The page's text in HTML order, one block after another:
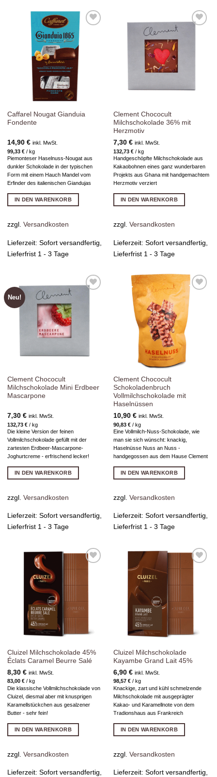
Zur
Wunschliste
hinzufügen
Caffarel Nougat Gianduia
Fondente
14,90 € inkl. MwSt.
99,33 €/ kg
Piemonteser Haselnuss-Nougat aus
dunkler Schokolade in der typischen
Form mit einem Hauch Mandel vom
Erfinder des italienischen Giandujas
IN DEN WARENKORB
zzgl. Versandkosten
Lieferzeit: Sofort versandfertig,
Lieferfrist 1 - 3 Tage
Wunschliste
hinzufügen
Clement Chococult
Milchschokolade 36% mit
Herzmotiv
7,30 € inkl. MwSt.
132,73 €/ kg
Handgeschöpfte Milchschokolade aus
Kakaobohnen eines ganz wunderbaren
Projekts aus Ghana mit handgemachtem
Herzmotiv verziert
IN DEN WARENKORB
zzgl. Versandkosten
Lieferzeit: Sofort versandfertig,
Lieferfrist 1 - 3 Tage
Neu!
Wunschliste
hinzufügen
Clement Chococult
Milchschokolade Mini Erdbeer
Mascarpone
7,30 € inkl. MwSt.
132,73 €/ kg
Die kleine Version der feinen
Vollmilchschokolade gefüllt mit der
zartesten Erdbeer-Mascarpone-
Joghurtcreme - erfrischend lecker!
IN DEN WARENKORB
zzgl. Versandkosten
Lieferzeit: Sofort versandfertig,
Lieferfrist 1 - 3 Tage
Zur
Wunschliste
hinzufügen
Clement Chococult
Schokoladenbruch
Vollmilchschokolade mit
Haselnüssen
10,90 € inkl. MwSt.
90,83 €/ kg
Eine Vollmilch-Nuss-Schokolade, wie
man sie sich wünscht: knackig,
Haselnüsse Nuss an Nuss -
handgegossen aus dem Hause Clement
IN DEN WARENKORB
zzgl. Versandkosten
Lieferzeit: Sofort versandfertig,
Lieferfrist 1 - 3 Tage
Zur
hinzufügen
Cluizel Milchschokolade 45%
Éclats Caramel Beurre Salé
8,30 € inkl. MwSt.
83,00 €/ kg
Die klassische Vollmilchschokolade von
Cluizel, diesmal aber mit knusprigen
Karamellstückchen aus gesalzener
Butter - sehr fein!
IN DEN WARENKORB
zzgl. Versandkosten
Lieferzeit: Sofort versandfertig,
Zur
hinzufügen
Cluizel Milchschokolade
Kayambe Grand Lait 45%
6,90 € inkl. MwSt.
98,57 €/ kg
Knackige, zart und kühl schmelzende
Milchschokolade mit ausgeprägter
Kakao- und Karamellnote von dem
Tradionshaus aus Frankreich
IN DEN WARENKORB
zzgl. Versandkosten
Lieferzeit: Sofort versandfertig,